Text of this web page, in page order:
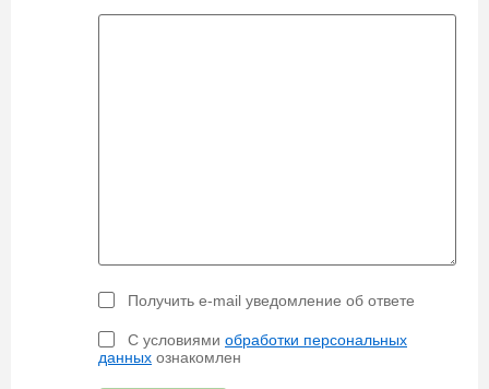
Получить e-mail уведомление об ответе
С условиями обработки персональных
данных ознакомлен